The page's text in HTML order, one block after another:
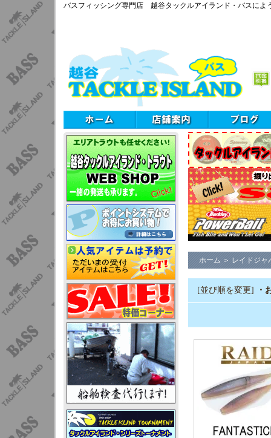
バスフィッシング専門店 越谷タックルアイランド・バスによ
ホーム ＞ レイドジャ
[並び順を変更] ・